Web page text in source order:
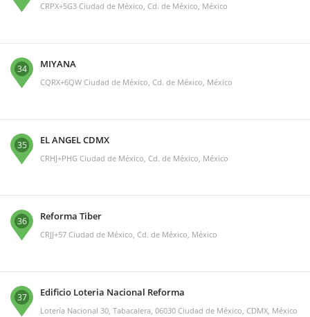
CRPX+5G3 Ciudad de México, Cd. de México, México
34 MIYANA
CQRX+6QW Ciudad de México, Cd. de México, México
35 EL ANGEL CDMX
CRHJ+PHG Ciudad de México, Cd. de México, México
36 Reforma Tiber
CRJJ+57 Ciudad de México, Cd. de México, México
37 Edificio Loteria Nacional Reforma
Lotería Nacional 30, Tabacalera, 06030 Ciudad de México, CDMX, México